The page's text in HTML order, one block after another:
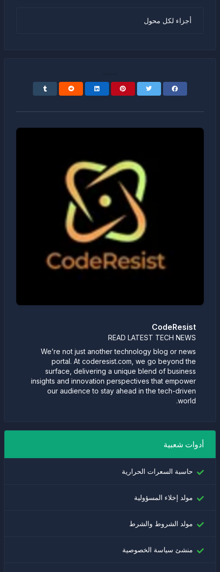
أجزاء لكل محول
CodeResist
READ LATEST TECH NEWS
We’re not just another technology blog or news
portal. At coderesist.com, we go beyond the
surface, delivering a unique blend of business
insights and innovation perspectives that empower
our audience to stay ahead in the tech-driven
world.
أدوات شعبية
حاسبة السعرات الحرارية
مولد إخلاء المسؤولية
مولد الشروط والشرط
منشئ سياسة الخصوصية